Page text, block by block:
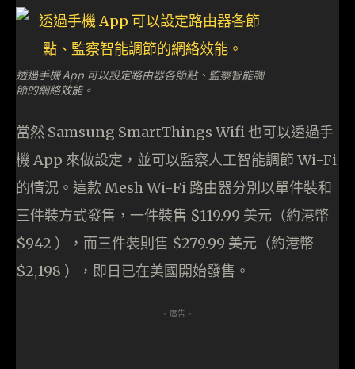
透過手機 App 可以設定路由器各節點、監察智能調
節的網絡效能。
當然 Samsung SmartThings Wifi 也可以透過手
機 App 來做設定，並可以監察人工智能調節 Wi-Fi
的情況。這款 Mesh Wi-Fi 路由器分別以單件裝和
三件裝方式發售，一件裝售 $119.99 美元（約港幣
$942 ），而三件裝則售 $279.99 美元（約港幣
$2,198 ），即日已在美國開始發售。
- 廣告 -